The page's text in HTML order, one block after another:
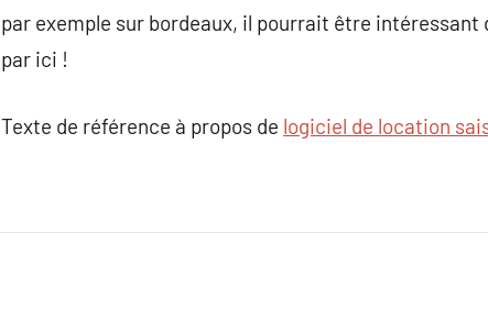
par exemple sur bordeaux, il pourrait être
par ici !
Texte de référence à propos de logiciel de location